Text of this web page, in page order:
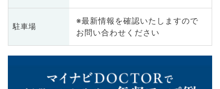
駐車場
※最新情報を確認いたしますので
お問い合わせください